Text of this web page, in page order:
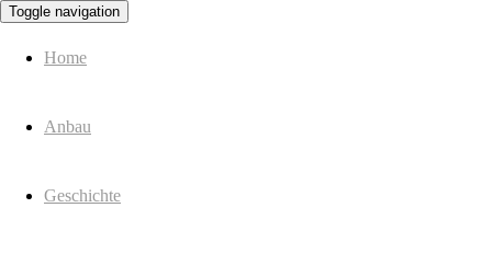
Toggle navigation
Home
Anbau
Geschichte